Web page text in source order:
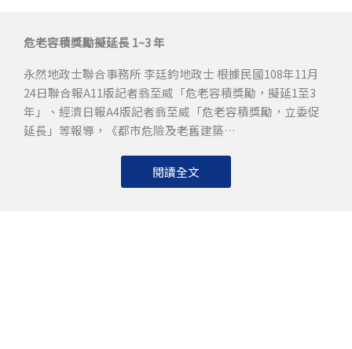
危老容積獎勵擬延長 1~3 年
永然地政士聯合事務所 李廷鈞地政士 根據民國108年11月
24日聯合報A11版記者翁至威「危老容積獎勵，擬延1至3
年」、經濟日報A4版記者翁至威「危老容積獎勵，立委促
延長」等報導，《都市危險及老舊建築…
閱讀全文